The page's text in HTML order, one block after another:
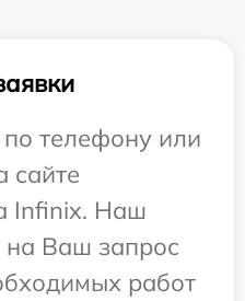
телефону или
сайте
Infinix. Наш
на Ваш запрос
работ